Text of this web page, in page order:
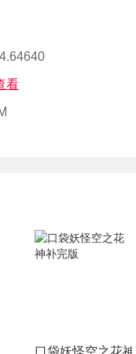
看
的阴影正版口袋妖怪空之花